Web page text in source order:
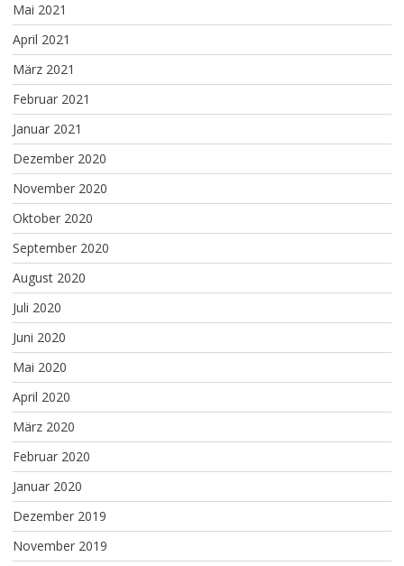
Mai 2021
April 2021
März 2021
Februar 2021
Januar 2021
Dezember 2020
November 2020
Oktober 2020
September 2020
August 2020
Juli 2020
Juni 2020
Mai 2020
April 2020
März 2020
Februar 2020
Januar 2020
Dezember 2019
November 2019